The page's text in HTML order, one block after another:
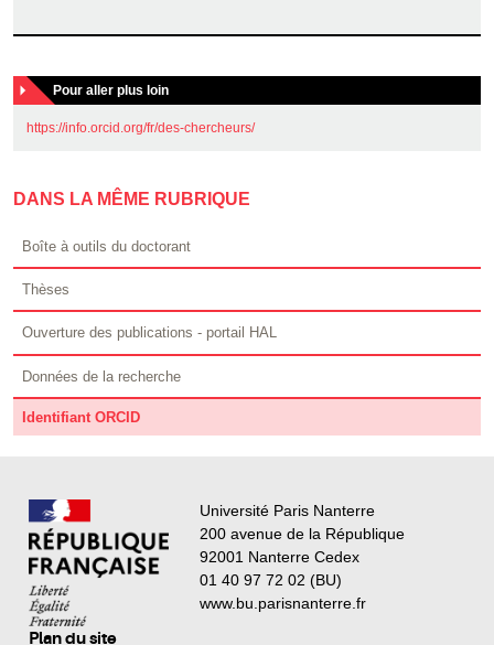
Pour aller plus loin
https://info.orcid.org/fr/des-chercheurs/
DANS LA MÊME RUBRIQUE
Boîte à outils du doctorant
Thèses
Ouverture des publications - portail HAL
Données de la recherche
Identifiant ORCID
Université Paris Nanterre
200 avenue de la République
92001 Nanterre Cedex
01 40 97 72 02 (BU)
www.bu.parisnanterre.fr
Plan du site